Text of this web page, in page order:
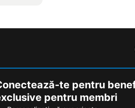
te pentru
pentru membri